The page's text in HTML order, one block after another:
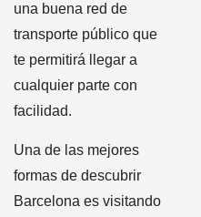
una buena red de
transporte público que
te permitirá llegar a
cualquier parte con
facilidad.
Una de las mejores
formas de descubrir
Barcelona es visitando